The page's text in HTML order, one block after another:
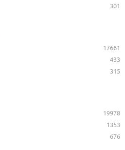
301
17661
433
315
19978
1353
676